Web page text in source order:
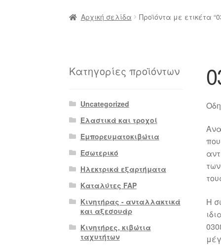
Αρχική σελίδα Προϊόντα με ετικέτα
Η
Κατηγορίες προϊόντων
Uncategorized
Ελαστικά και τροχοί
Εμπορευματοκιβώτια
Εσωτερικό
Ηλεκτρικά εξαρτήματα
Καταλύτες FAP
Κινητήρας - ανταλλακτικά
και αξεσουάρ
Κινητήρες, κιβώτια
ταχυτήτων